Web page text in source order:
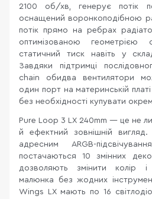
2100 об/хв, генерує потік
оснащений воронкоподібною
потік прямо на ребрах
оптимізованою геометрією
статичний тиск навіть у
Завдяки підтримці
chain обидва вентилятори
один порт на материнській
без необхідності купувати
Pure Loop 3 LX 240mm — це не
й ефектний зовнішній
адресним ARGB-
постачаються 10 змінних
дозволяють змінити колір і
малюнка без жодних
Wings LX мають по 16